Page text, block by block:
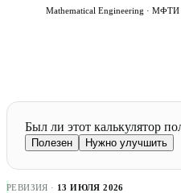
Mathematical Engineering · МФТИ
Был ли этот калькулятор
Полезен Нужно улучшить
РЕВИЗИЯ · 13 ИЮЛЯ 2026